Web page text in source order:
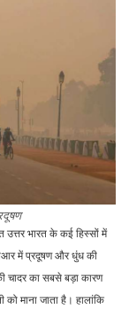
भारत के कई हिस्सों में
में प्रदूषण और धुंध की
का सबसे बड़ा कारण
माना जाता है। हालांकि